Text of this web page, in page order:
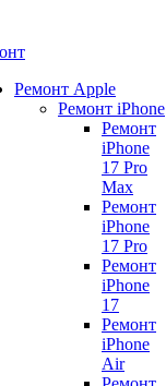
Ремонт Apple
Ремонт iPhone
Ремонт
iPhone
17 Pro
Max
Ремонт
iPhone
17 Pro
Ремонт
iPhone
17
Ремонт
iPhone
Air